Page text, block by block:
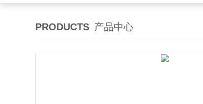
PRODUCTS 产品中心